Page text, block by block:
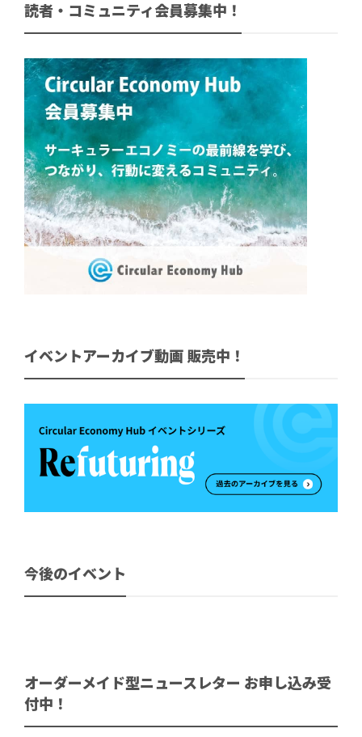
読者・コミュニティ会員募集中！
イベントアーカイブ動画 販売中！
今後のイベント
オーダーメイド型ニュースレター お申し込み受
付中！